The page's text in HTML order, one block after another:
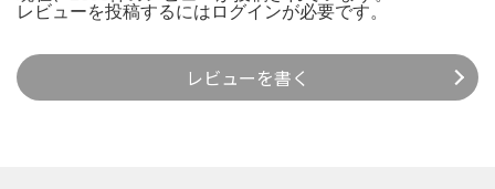
レビューを投稿するには ログインが必要です。
レビューを書く